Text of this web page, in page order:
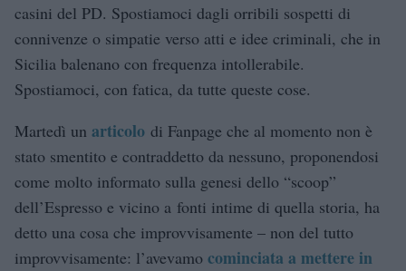
casini del PD. Spostiamoci dagli orribili sospetti di
connivenze o simpatie verso atti e idee criminali, che in
Sicilia balenano con frequenza intollerabile.
Spostiamoci, con fatica, da tutte queste cose.
Martedì un articolo di Fanpage che al momento non è
stato smentito e contraddetto da nessuno, proponendosi
come molto informato sulla genesi dello “scoop”
dell’Espresso e vicino a fonti intime di quella storia, ha
detto una cosa che improvvisamente – non del tutto
improvvisamente: l’avevamo cominciata a mettere in